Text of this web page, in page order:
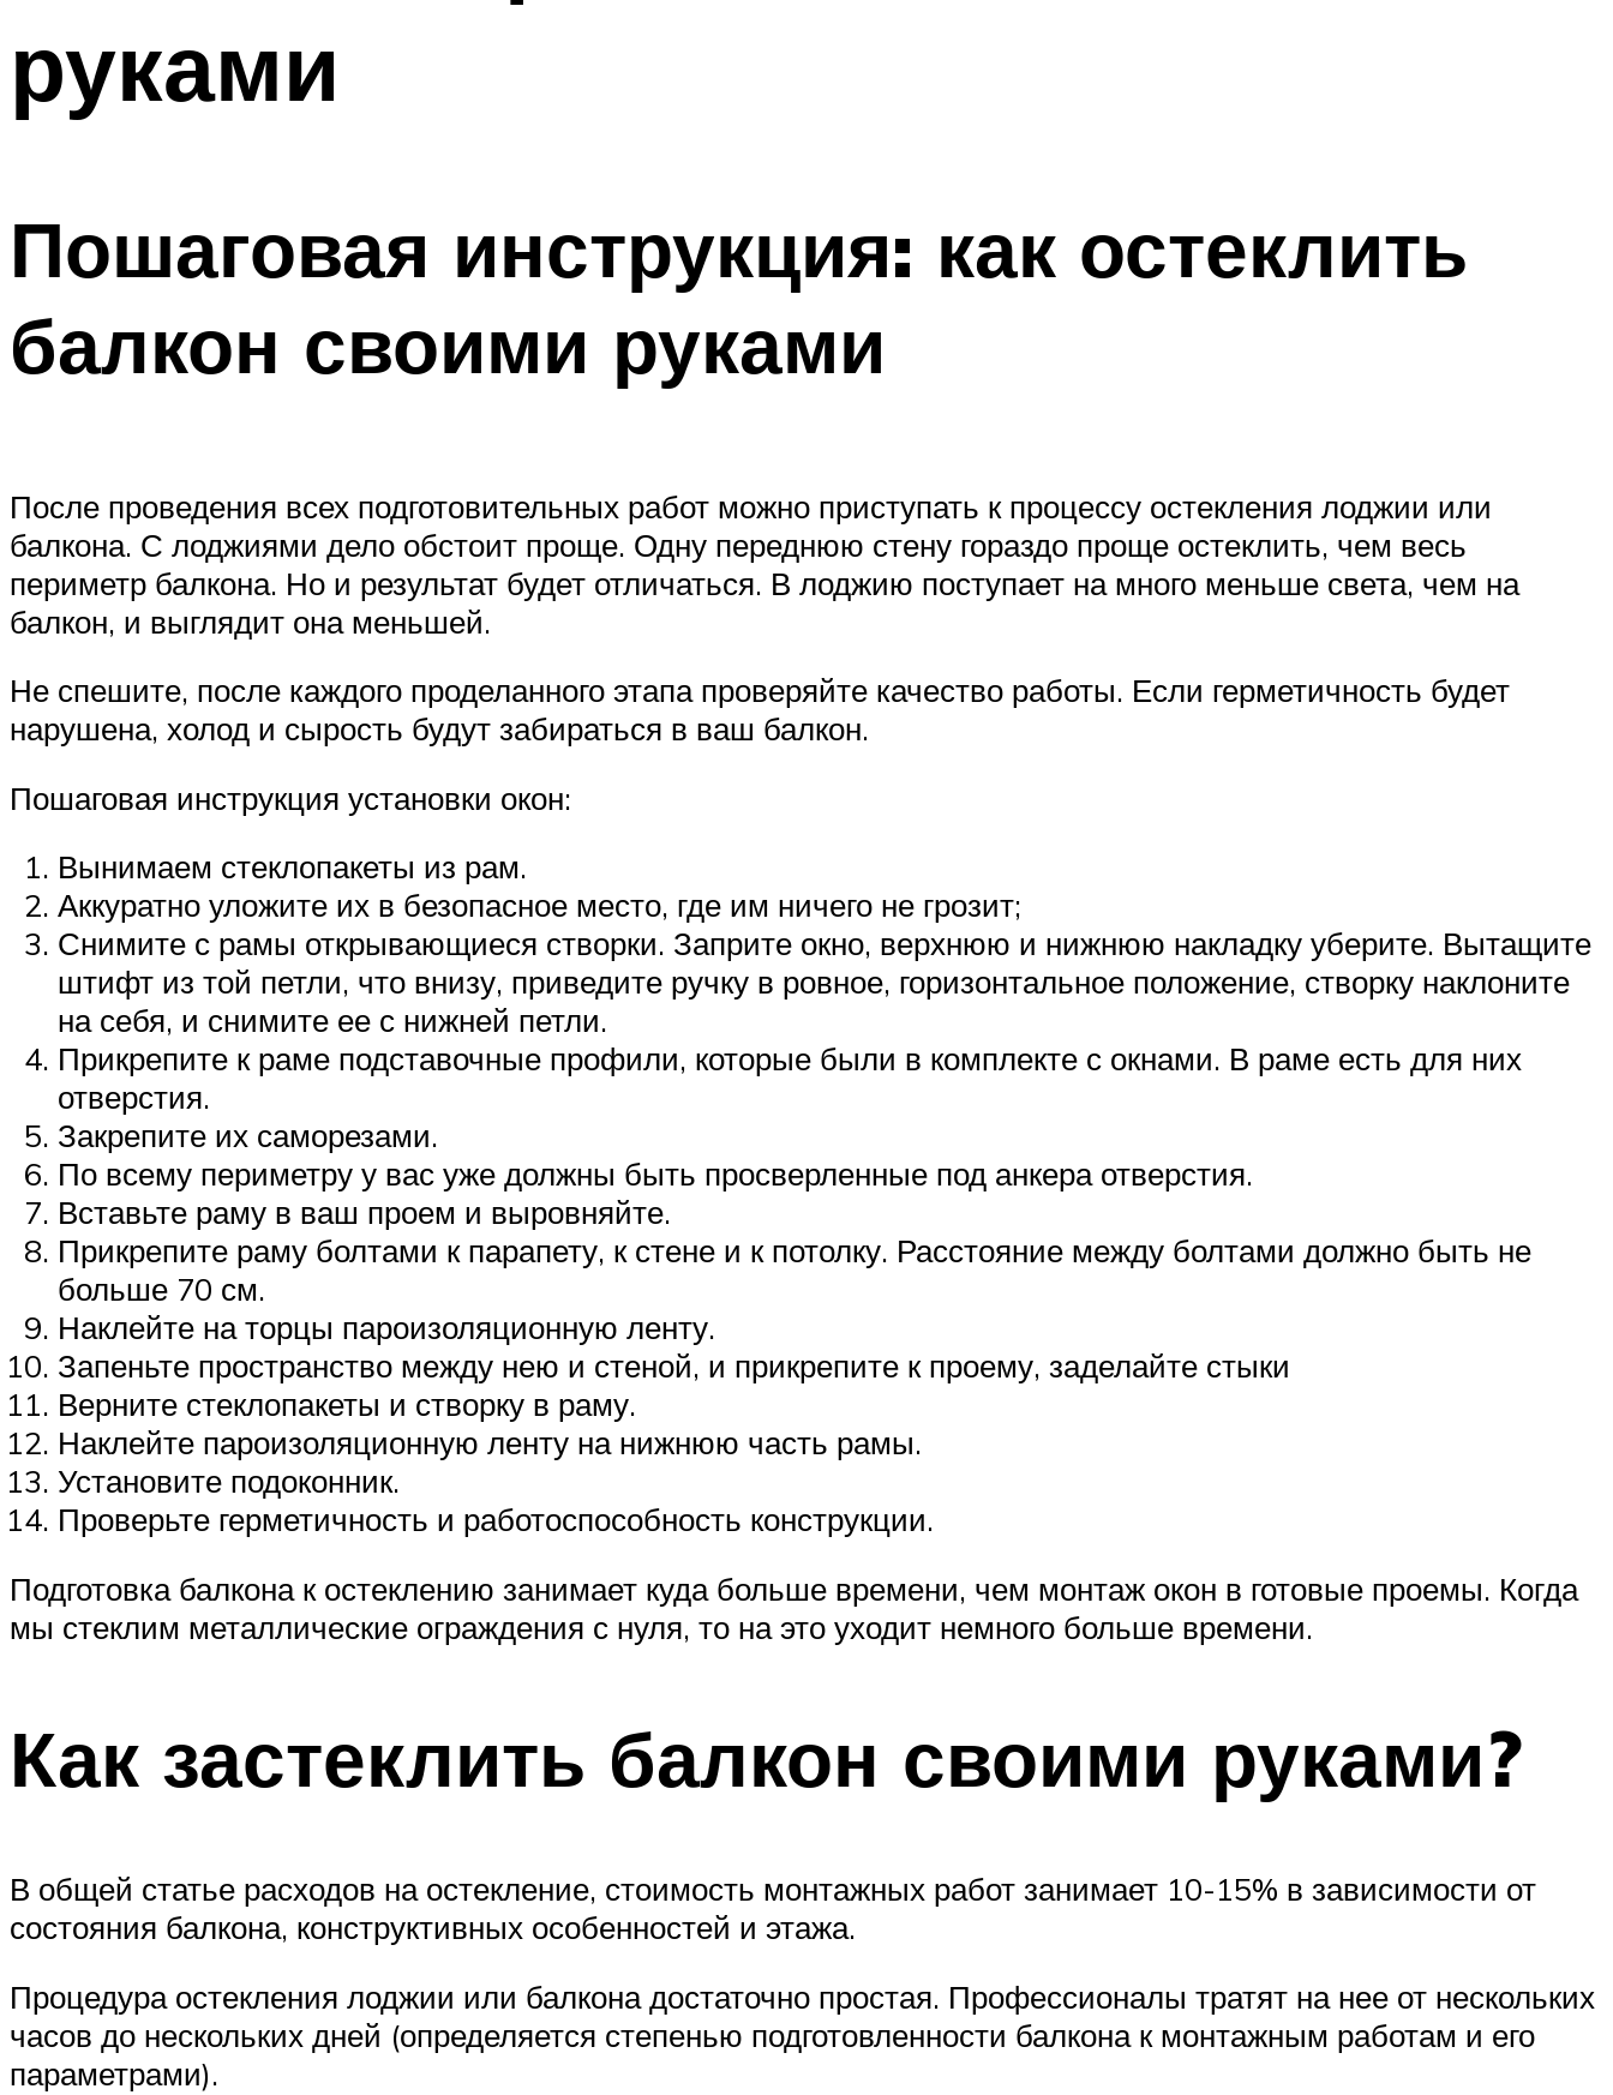
руками
Пошаговая инструкция: как остеклить
балкон своими руками
После проведения всех подготовительных работ можно приступать к процессу остекления лоджии или
балкона. С лоджиями дело обстоит проще. Одну переднюю стену гораздо проще остеклить, чем весь
периметр балкона. Но и результат будет отличаться. В лоджию поступает на много меньше света, чем на
балкон, и выглядит она меньшей.
Не спешите, после каждого проделанного этапа проверяйте качество работы. Если герметичность будет
нарушена, холод и сырость будут забираться в ваш балкон.
Пошаговая инструкция установки окон:
Вынимаем стеклопакеты из рам.
Аккуратно уложите их в безопасное место, где им ничего не грозит;
Снимите с рамы открывающиеся створки. Заприте окно, верхнюю и нижнюю накладку уберите. Вытащите
штифт из той петли, что внизу, приведите ручку в ровное, горизонтальное положение, створку наклоните
на себя, и снимите ее с нижней петли.
Прикрепите к раме подставочные профили, которые были в комплекте с окнами. В раме есть для них
отверстия.
Закрепите их саморезами.
По всему периметру у вас уже должны быть просверленные под анкера отверстия.
Вставьте раму в ваш проем и выровняйте.
Прикрепите раму болтами к парапету, к стене и к потолку. Расстояние между болтами должно быть не
больше 70 см.
Наклейте на торцы пароизоляционную ленту.
Запеньте пространство между нею и стеной, и прикрепите к проему, заделайте стыки
Верните стеклопакеты и створку в раму.
Наклейте пароизоляционную ленту на нижнюю часть рамы.
Установите подоконник.
Проверьте герметичность и работоспособность конструкции.
Подготовка балкона к остеклению занимает куда больше времени, чем монтаж окон в готовые проемы. Когда
мы стеклим металлические ограждения с нуля, то на это уходит немного больше времени.
Как застеклить балкон своими руками?
В общей статье расходов на остекление, стоимость монтажных работ занимает 10-15% в зависимости от
состояния балкона, конструктивных особенностей и этажа.
Процедура остекления лоджии или балкона достаточно простая. Профессионалы тратят на нее от нескольких
часов до нескольких дней (определяется степенью подготовленности балкона к монтажным работам и его
параметрами).